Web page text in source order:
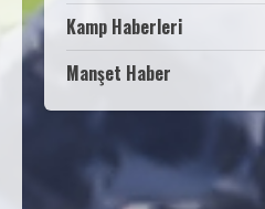
2
LİSTESİ
22
Kamp Haberleri
Manşet Haber